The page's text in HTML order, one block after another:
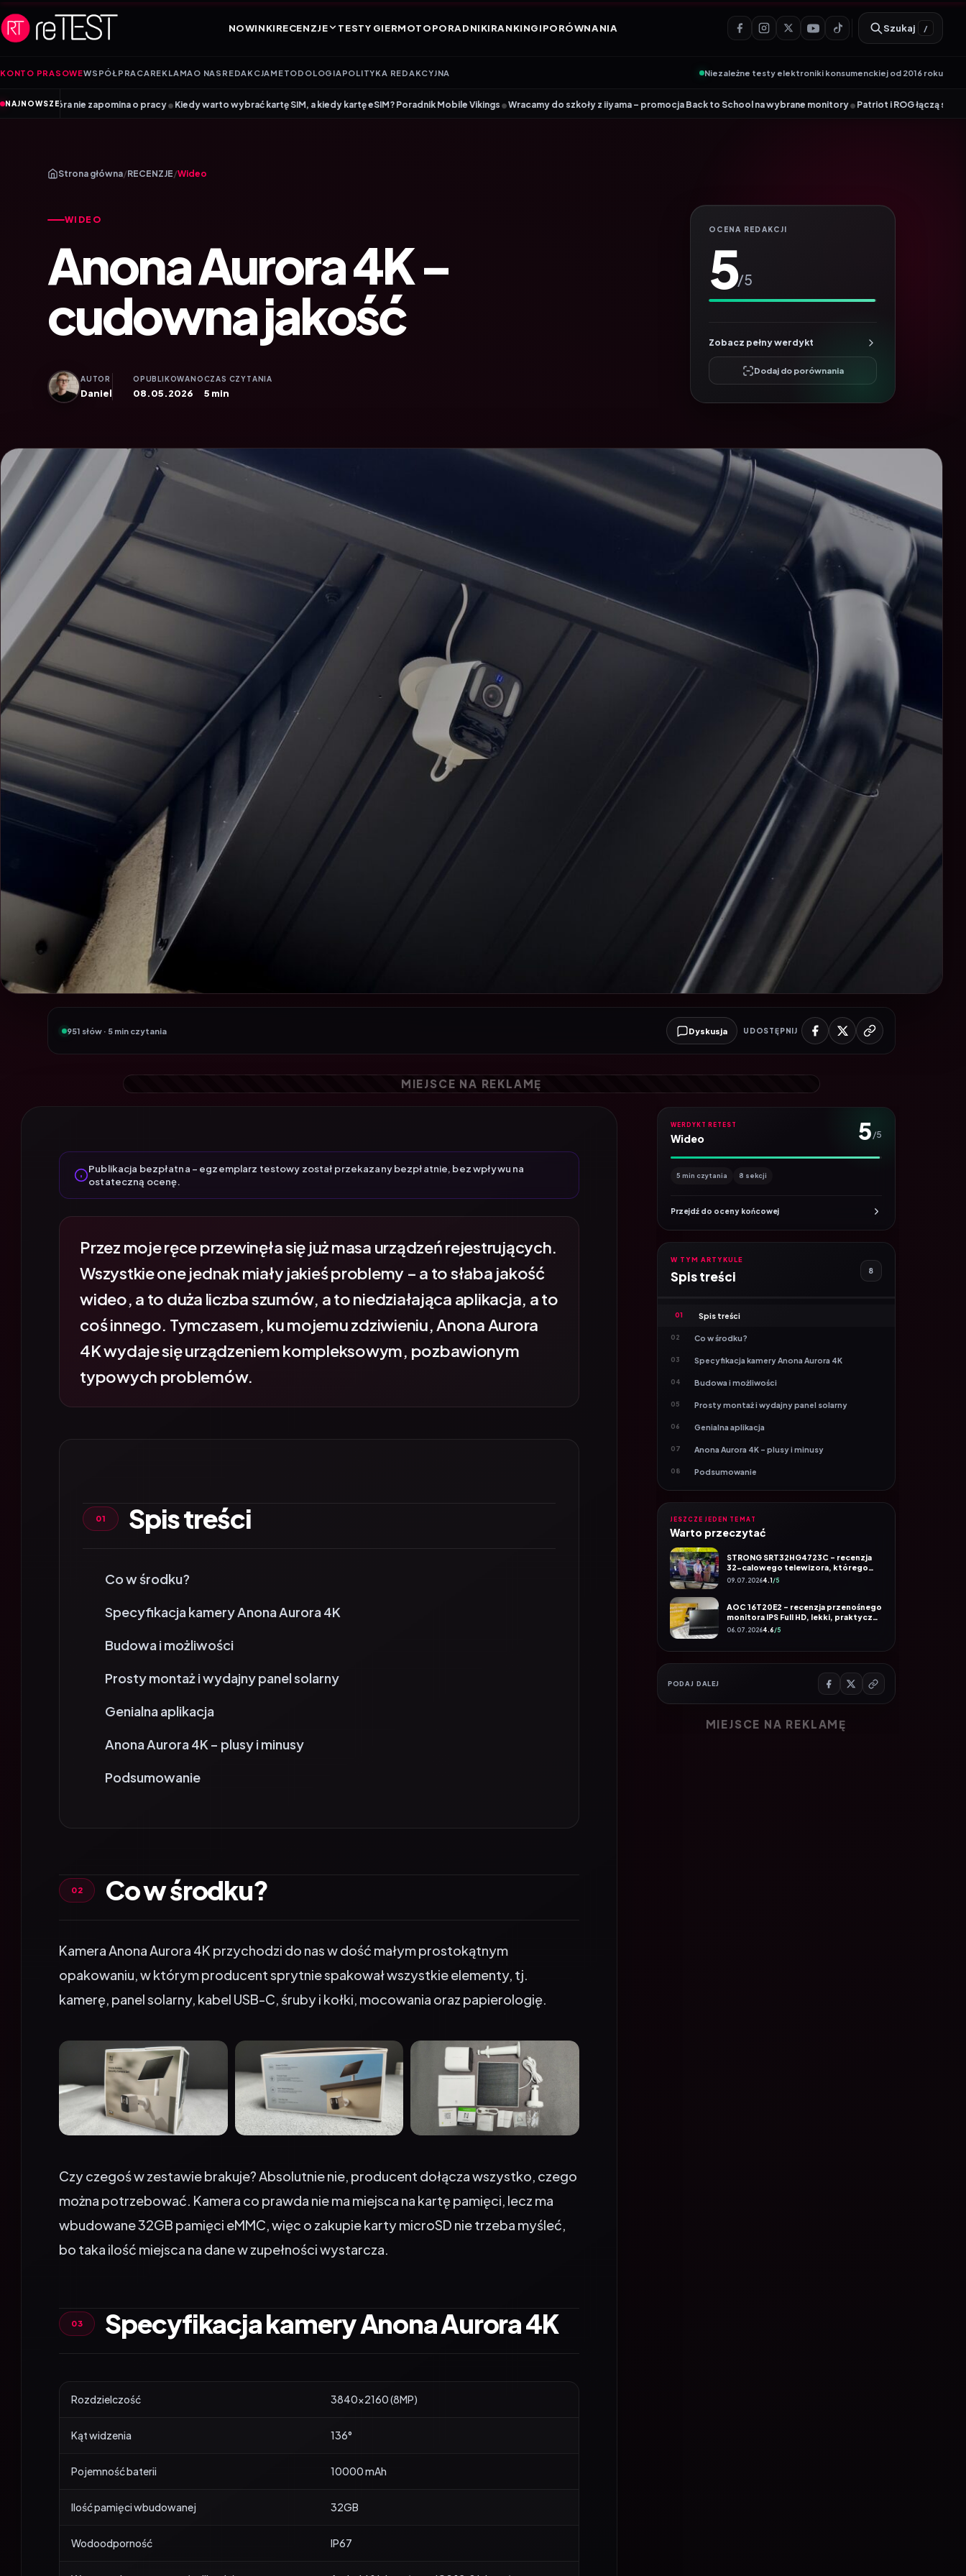
NOWINKIRECENZJE TESTY GIERMOTOPORADNIKIRANKINGIPORÓWNANIA Szukaj /
KONTO PRASOWEWSPÓŁPRACA REKLAMA O NAS REDAKCJA METODOLOGIA POLITYKA REDAKCYJNA Niezależne testy elektroniki konsumenckiej od 2016 roku
NAJNOWSZE
zapomina o pracy•Kiedy warto wybrać kartę SIM, a kiedy kartę eSIM? Poradnik Mobile Vikings•Wracamy do szkoły z iiyama – promocja Back to School na wybrane monitory•Patriot i ROG łączą siły. Viper Steel 5
Strona główna/RECENZJE/Wideo
WIDEO
Anona Aurora 4K –
cudowna jakość
AUTOR
Daniel
OPUBLIKOWANO
08.05.2026
CZAS CZYTANIA
5 min
OCENA REDAKCJI
5/5
Zobacz pełny werdykt
Dodaj do porównania
951 słów · 5 min czytania Dyskusja UDOSTĘPNIJ
Publikacja bezpłatna – egzemplarz testowy został przekazany bezpłatnie, bez wpływu na
ostateczną ocenę.
Wszystkie one jednak miały jakieś problemy – a to słaba jakość
wideo, a to duża liczba szumów, a to niedziałająca aplikacja, a to
coś innego. Tymczasem, ku mojemu zdziwieniu, Anona Aurora
4K wydaje się urządzeniem kompleksowym, pozbawionym
typowych problemów.
Spis treści
Co w środku?
opakowaniu, w którym producent sprytnie spakował wszystkie elementy, tj.
kamerę, panel solarny, kabel USB-C, śruby i kołki, mocowania oraz papierologię.
można potrzebować. Kamera co prawda nie ma miejsca na kartę pamięci, lecz ma
wbudowane 32GB pamięci eMMC, więc o zakupie karty microSD nie trzeba myśleć,
bo taka ilość miejsca na dane w zupełności wystarcza.
Rozdzielczość 3840×2160 (8MP)
WERDYKT RETEST
Wideo 5
5 min czytania 8 sekcji
W TYM ARTYKULE
Spis treści
02 Co w środku?
03 Specyfikacja kamery Anona Aurora 4K
04 Budowa i możliwości
05 Prosty montaż i wydajny panel solarny
06 Genialna aplikacja
07 Anona Aurora 4K – plusy i minusy
08 Podsumowanie
JESZCZE JEDEN TEMAT
Warto przeczytać
STRONG SRT32HG4723C – recenzja
pokochają kamperowicze
09.07.2026 4.1/5
i tani
06.07.2026 4.6/5
PODAJ DALEJ